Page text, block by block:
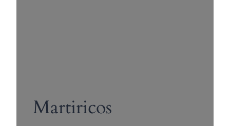
Martiricos